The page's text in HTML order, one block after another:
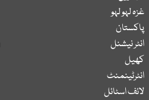
غزہ لہو لہو
پاکستان
انٹر نیشنل
کھیل
انٹرٹینمنٹ
لائف اسٹائل